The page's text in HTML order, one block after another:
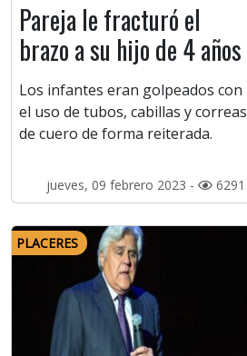
Pareja le fracturó el
brazo a su hijo de 4 años
Los infantes eran golpeados con
el uso de tubos, cabillas y correas
de cuero de forma reiterada.
jueves, 09 febrero 2023 - 6291
PLACERES